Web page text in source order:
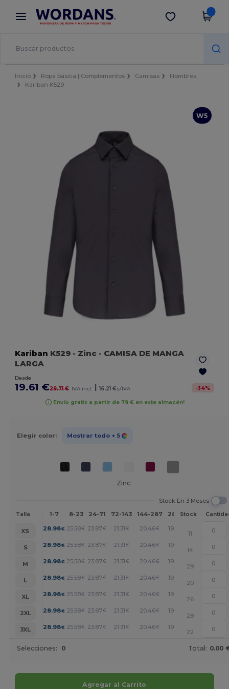
× App de Wordans
¡Mejores precios en app!
Descargar app
Inicio Ropa básica | Complementos Camisas
Hombres
Kariban K529
W5
Kariban K529 - Zinc - CAMISA DE MANGA
LARGA
Desde
19.61 €29.71 € IVA incl. 16.21 €s/IVA -34%
Envío gratis a partir de 79 € en este almacén!
Elegir color: Mostrar todo + 5
Zinc
Stock En 3 Meses
Talla 1-7 8-23 24-71 72-143 144-287 288 + Más
Stock
XS 28.98€ 25.58€ 23.87€ 21.31€ 20.46€ 19.61
11
S
28.98€ 25.58€ 23.87€ 21.31€ 20.46€ 19.61
14
M
28.98€ 25.58€ 23.87€ 21.31€ 20.46€ 19.61 +
29
L
28.98€ 25.58€ 23.87€ 21.31€ 20.46€ 19.61 +
20
XL
28.98€ 25.58€ 23.87€ 21.31€ 20.46€ 19.61
26
2XL
28.98€ 25.58€ 23.87€ 21.31€ 20.46€ 19.61 +
28
3XL
28.98€ 25.58€ 23.87€ 21.31€ 20.46€ 19.61
22
Selecciones: 0 Total: 0.00
Agregar al Carrito